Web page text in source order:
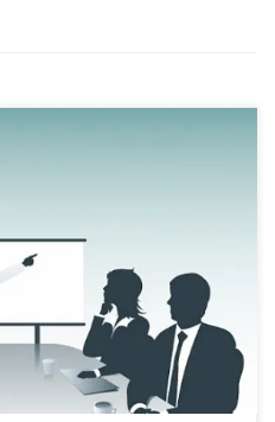
con clientes?, ¿vas a
inversionistas o
una idea o producto usando
algún […]